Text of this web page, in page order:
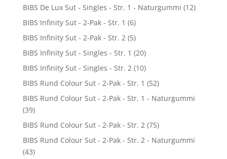
BIBS De Lux Sut - Singles - Str. 1 - Naturgummi (12)
BIBS Infinity Sut - 2-Pak - Str. 1 (6)
BIBS Infinity Sut - 2-Pak - Str. 2 (5)
BIBS Infinity Sut - Singles - Str. 1 (20)
BIBS Infinity Sut - Singles - Str. 2 (10)
BIBS Rund Colour Sut - 2-Pak - Str. 1 (52)
BIBS Rund Colour Sut - 2-Pak - Str. 1 - Naturgummi
(39)
BIBS Rund Colour Sut - 2-Pak - Str. 2 (75)
BIBS Rund Colour Sut - 2-Pak - Str. 2 - Naturgummi
(43)